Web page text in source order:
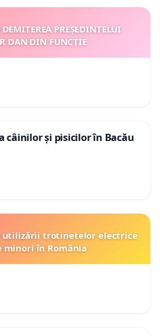
PREȘEDINTELUI
DAN DIN FUNCȚIE
câinilor și pisicilor în Bacău
utilizării trotinetelor electrice
minori în România